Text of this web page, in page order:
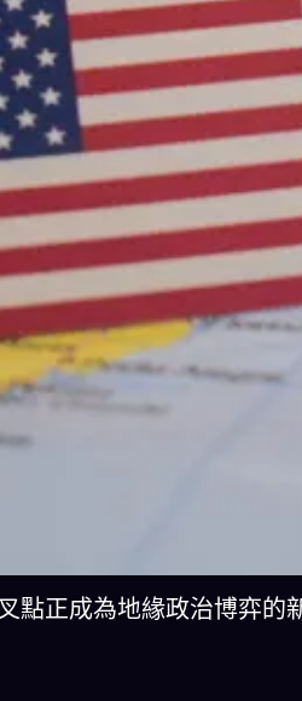
點正成為地緣政治博弈